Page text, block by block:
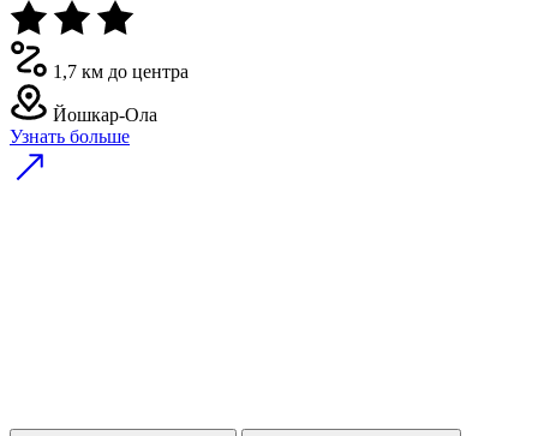
1,7 км до центра
Йошкар-Ола
Узнать больше